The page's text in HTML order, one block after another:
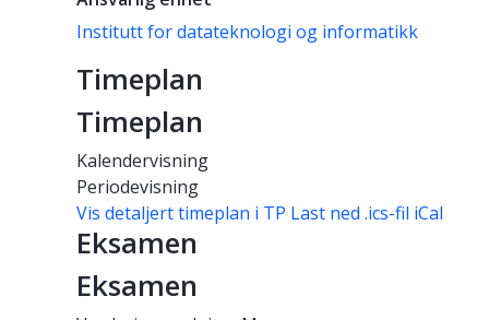
Institutt for datateknologi og informatikk
Timeplan
Timeplan
Kalendervisning
Periodevisning
Vis detaljert timeplan i TP Last ned .ics-fil iCal
Eksamen
Eksamen